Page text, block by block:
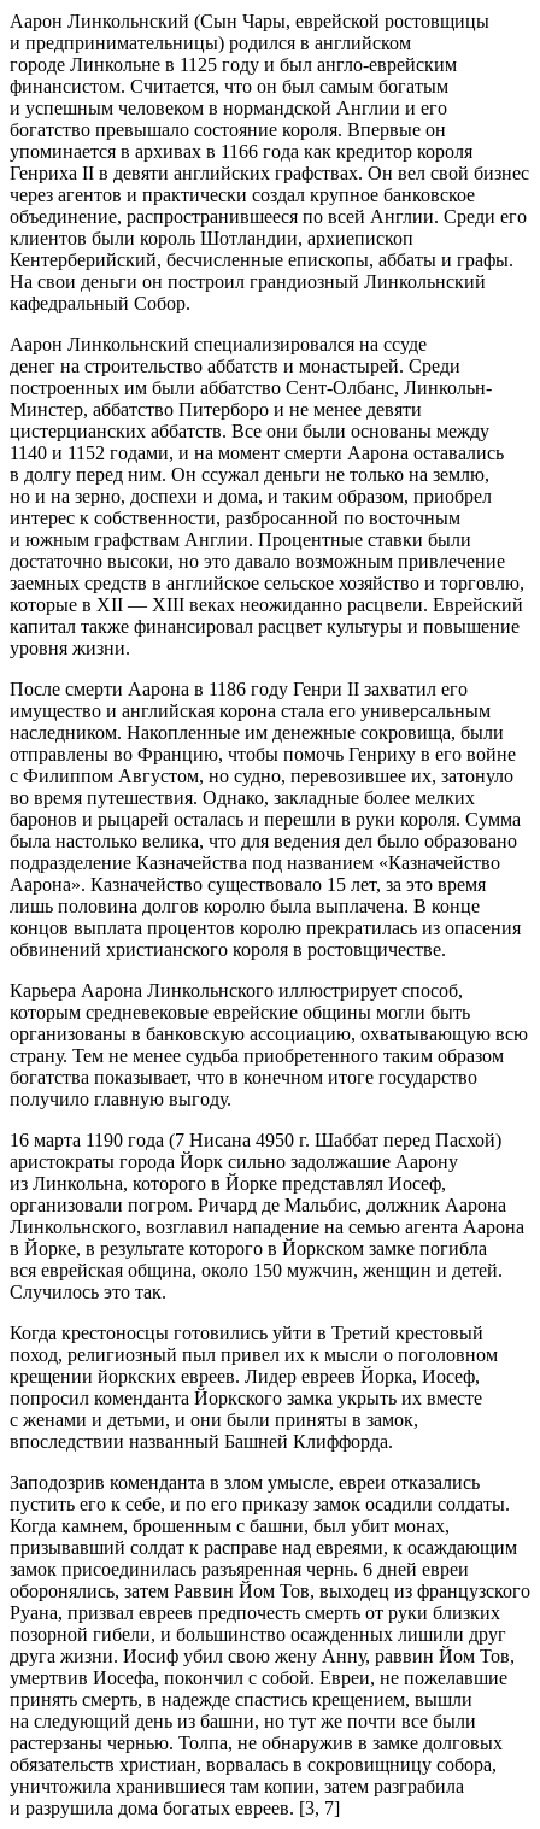
Аарон Линкольнский (Сын Чары, еврейской ростовщицы
и предпринимательницы) родился в английском
городе Линкольне в 1125 году и был англо-еврейским
финансистом. Считается, что он был самым богатым
и успешным человеком в нормандской Англии и его
богатство превышало состояние короля. Впервые он
упоминается в архивах в 1166 года как кредитор короля
Генриха II в девяти английских графствах. Он вел свой бизнес
через агентов и практически создал крупное банковское
объединение, распространившееся по всей Англии. Среди его
клиентов были король Шотландии, архиепископ
Кентерберийский, бесчисленные епископы, аббаты и графы.
На свои деньги он построил грандиозный Линкольнский
кафедральный Собор.
Аарон Линкольнский специализировался на ссуде
денег на строительство аббатств и монастырей. Среди
построенных им были аббатство Сент-Олбанс, Линкольн-
Минстер, аббатство Питерборо и не менее девяти
цистерцианских аббатств. Все они были основаны между
1140 и 1152 годами, и на момент смерти Аарона оставались
в долгу перед ним. Он ссужал деньги не только на землю,
но и на зерно, доспехи и дома, и таким образом, приобрел
интерес к собственности, разбросанной по восточным
и южным графствам Англии. Процентные ставки были
достаточно высоки, но это давало возможным привлечение
заемных средств в английское сельское хозяйство и торговлю,
которые в XII — XIII веках неожиданно расцвели. Еврейский
капитал также финансировал расцвет культуры и повышение
уровня жизни.
После смерти Аарона в 1186 году Генри II захватил его
имущество и английская корона стала его универсальным
наследником. Накопленные им денежные сокровища, были
отправлены во Францию, чтобы помочь Генриху в его войне
с Филиппом Августом, но судно, перевозившее их, затонуло
во время путешествия. Однако, закладные более мелких
баронов и рыцарей осталась и перешли в руки короля. Сумма
была настолько велика, что для ведения дел было образовано
подразделение Казначейства под названием «Казначейство
Аарона». Казначейство существовало 15 лет, за это время
лишь половина долгов королю была выплачена. В конце
концов выплата процентов королю прекратилась из опасения
обвинений христианского короля в ростовщичестве.
Карьера Аарона Линкольнского иллюстрирует способ,
которым средневековые еврейские общины могли быть
организованы в банковскую ассоциацию, охватывающую всю
страну. Тем не менее судьба приобретенного таким образом
богатства показывает, что в конечном итоге государство
получило главную выгоду.
16 марта 1190 года (7 Нисана 4950 г. Шаббат перед Пасхой)
аристократы города Йорк сильно задолжашие Аарону
из Линкольна, которого в Йорке представлял Иосеф,
организовали погром. Ричард де Мальбис, должник Аарона
Линкольнского, возглавил нападение на семью агента Аарона
в Йорке, в результате которого в Йоркском замке погибла
вся еврейская община, около 150 мужчин, женщин и детей.
Случилось это так.
Когда крестоносцы готовились уйти в Третий крестовый
поход, религиозный пыл привел их к мысли о поголовном
крещении йоркских евреев. Лидер евреев Йорка, Иосеф,
попросил коменданта Йоркского замка укрыть их вместе
с женами и детьми, и они были приняты в замок,
впоследствии названный Башней Клиффорда.
Заподозрив коменданта в злом умысле, евреи отказались
пустить его к себе, и по его приказу замок осадили солдаты.
Когда камнем, брошенным с башни, был убит монах,
призывавший солдат к расправе над евреями, к осаждающим
замок присоединилась разъяренная чернь. 6 дней евреи
оборонялись, затем Раввин Йом Тов, выходец из французского
Руана, призвал евреев предпочесть смерть от руки близких
позорной гибели, и большинство осажденных лишили друг
друга жизни. Иосиф убил свою жену Анну, раввин Йом Тов,
умертвив Иосефа, покончил с собой. Евреи, не пожелавшие
принять смерть, в надежде спастись крещением, вышли
на следующий день из башни, но тут же почти все были
растерзаны чернью. Толпа, не обнаружив в замке долговых
обязательств христиан, ворвалась в сокровищницу собора,
уничтожила хранившиеся там копии, затем разграбила
и разрушила дома богатых евреев. [3, 7]